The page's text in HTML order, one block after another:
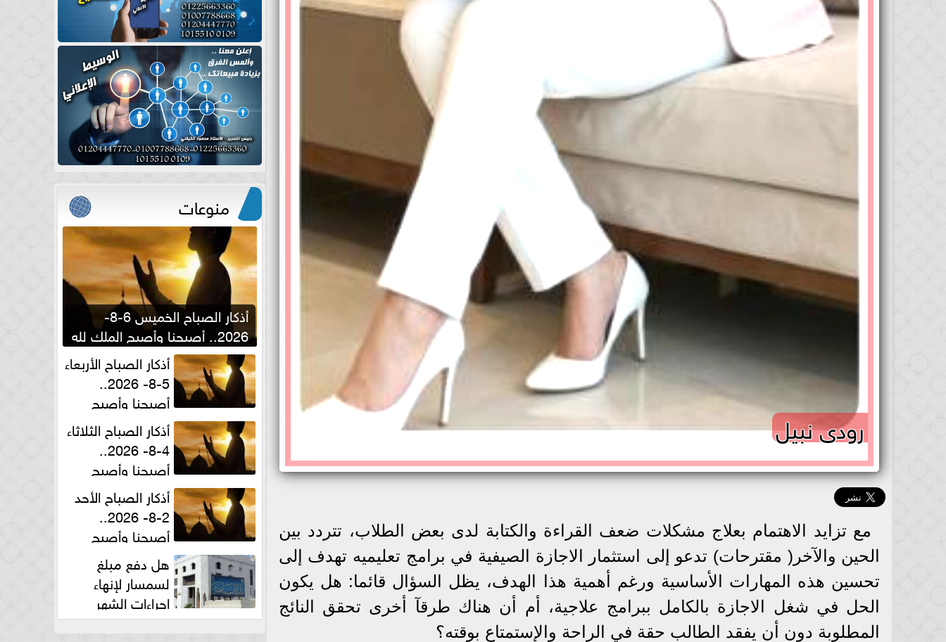
رودى نبيل
مع تزايد الاهتمام بعلاج مشكلات ضعف القراءة والكتابة لدى بعض الطلاب، تتردد بين
الحين والآخر( مقترحات) تدعو إلى استثمار الاجازة الصيفية في برامج تعليميه تهدف إلى
تحسين هذه المهارات الأساسية ورغم أهمية هذا الهدف، يظل السؤال قائما: هل يكون
الحل في شغل الاجازة بالكامل ببرامج علاجية، أم أن هناك طرقآ أخرى تحقق النائج
المطلوبة دون أن يفقد الطالب حقة في الراحة والإستمتاع بوقته؟
منوعات
أذكار الصباح الخميس 6-8-
2026.. أصبحنا وأصبح الملك لله
والحمد لله
أذكار الصباح الأربعاء
5-8- 2026..
أصبحنا وأصبح
الملك لله والحمد للهأذكار الصباح الثلاثاء
4-8- 2026..
أصبحنا وأصبح
الملك لله والحمد للهأذكار الصباح الأحد
2-8- 2026..
أصبحنا وأصبح
الملك لله والحمد للههل دفع مبلغ
لسمسار لإنهاء
إجراءات الشهر
العقارى حلال؟.. أمين الفتوى يجيب